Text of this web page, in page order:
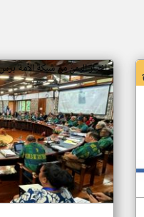
اخبار اليمن من شبكة الأمة